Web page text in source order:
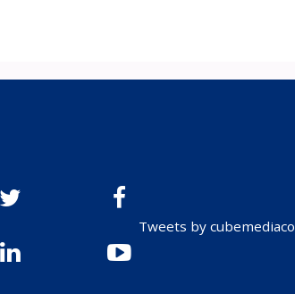
Tweets by cubemediaco